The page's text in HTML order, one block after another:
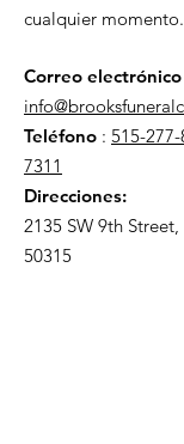
cualquier momento.
Correo electrónico
Teléfono : 515-
7311
Direcciones:
2135 SW 9th
50315